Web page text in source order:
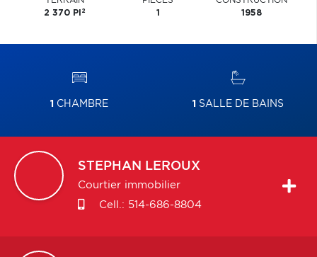
2 370 PI 2
1
1958
1 CHAMBRE 1 SALLE DE BAINS
STEPHAN LEROUX
Courtier immobilier
Cell.: 514-686-8804